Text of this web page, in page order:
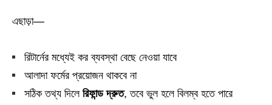
এছাড়া—
রিটার্নের মধ্যেই কর ব্যবস্থা বেছে নেওয়া যাবে
আলাদা ফর্মের প্রয়োজন থাকবে না
সঠিক তথ্য দিলে রিফান্ড দ্রুত, তবে ভুল হলে বিলম্ব হতে পারে